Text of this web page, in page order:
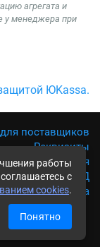
работы
с
cookies.
Понятно
агрегата и
у менеджера при
поставщиков
Реквизиты
использования
обработки ПД
Карта сайта